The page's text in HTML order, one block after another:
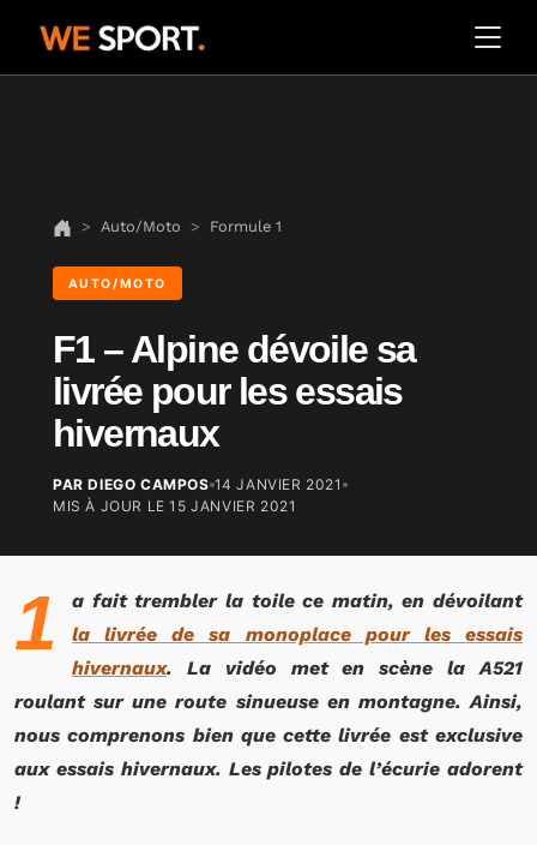
Auto/Moto Formule 1
AUTO/MOTO
F1 – Alpine dévoile sa
livrée pour les essais
hivernaux
PAR DIEGO CAMPOS 14 JANVIER 2021
MIS À JOUR LE15 JANVIER 2021
1
a fait trembler la toile ce matin, en dévoilant
la livrée de sa monoplace pour les essais
hivernaux. La vidéo met en scène la A521
roulant sur une route sinueuse en montagne. Ainsi,
nous comprenons bien que cette livrée est exclusive
aux essais hivernaux. Les pilotes de l’écurie adorent
!